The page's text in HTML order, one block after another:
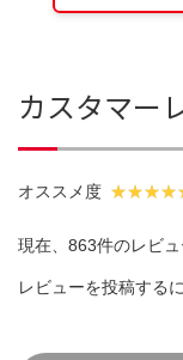
カスタマー
オススメ度
現在、863件のレビュ
レビューを投稿する